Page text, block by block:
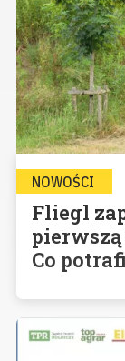
NOWOŚCI
Fliegl
Co